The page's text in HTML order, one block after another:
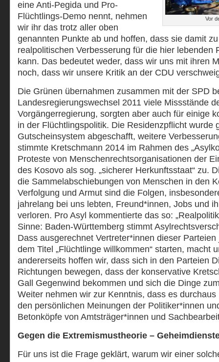
Vor
eine Anti-Pegida und Pro-
Flüchtlings-Demo nennt, nehmen
wir ihr das trotz aller oben
genannten Punkte ab und hoffen, dass sie damit
realpolitischen Verbesserung für die hier lebenden
kann. Das bedeutet weder, dass wir uns mit ihren
noch, dass wir unsere Kritik an der CDU
Die Grünen übernahmen zusammen mit der SPD
Landesregierungswechsel 2011 viele Missstände
Vorgängerregierung, sorgten aber auch für einige
in der Flüchtlingspolitik. Die Residenzpflicht wurde
Gutscheinsystem abgeschafft, weitere
stimmte Kretschmann 2014 im Rahmen des
Proteste von Menschenrechtsorganisationen der
des Kosovo als sog. „sicherer Herkunftsstaat“ zu.
die Sammelabschiebungen von Menschen in den
Verfolgung und Armut sind die Folgen,
jahrelang bei uns lebten, Freund*innen, Jobs und
verloren. Pro Asyl kommentierte das so:
Sinne: Baden-Württemberg stimmt
Dass ausgerechnet Vertreter*innen dieser
dem Titel „Flüchtlinge willkommen“ starten, macht
andererseits hoffen wir, dass sich in den Parteien
Richtungen bewegen, dass der konservative
Gall Gegenwind bekommen und sich die Dinge
Weiter nehmen wir zur Kenntnis, dass es
den persönlichen Meinungen der Politiker*innen
Betonköpfe von Amtsträger*innen und
Gegen die Extremismustheorie –
Für uns ist die Frage geklärt, warum wir einer